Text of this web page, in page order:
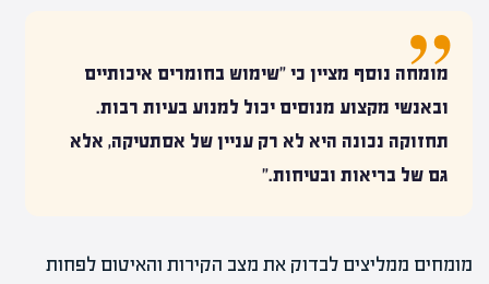
מומחה נוסף מציין כי "שימוש בחומרים איכותיים
ובאנשי מקצוע מנוסים יכול למנוע בעיות רבות.
תחזוקה נכונה היא לא רק עניין של אסתטיקה, אלא
גם של בריאות ובטיחות."
מומחים ממליצים לבדוק את מצב הקירות והאיטום לפחות